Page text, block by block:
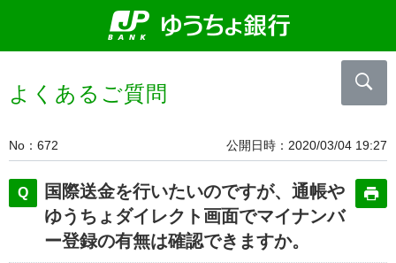
よくあるご質問
No 672 公開日時 2020/03/04 19:27
国際送金を行いたいのですが、通帳や
ゆうちょダイレクト画面でマイナンバ
ー登録の有無は確認できますか。